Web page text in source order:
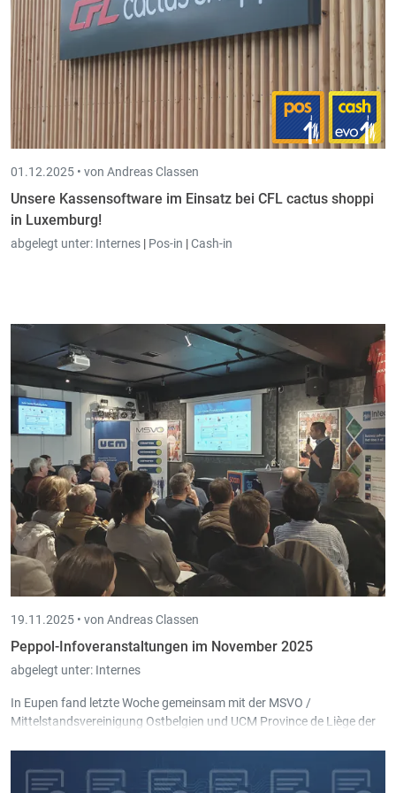
01.12.2025 • von Andreas Classen
Unsere Kassensoftware im Einsatz bei CFL cactus shoppi
in Luxemburg!
abgelegt unter: Internes | Pos-in |Cash-in
19.11.2025 • von Andreas Classen
Peppol-Infoveranstaltungen im November 2025
abgelegt unter: Internes
In Eupen fand letzte Woche gemeinsam mit der MSVO /
Mittelstandsvereinigung Ostbelgien und UCM Province de Liège der
in Malmedy und St. Vith.